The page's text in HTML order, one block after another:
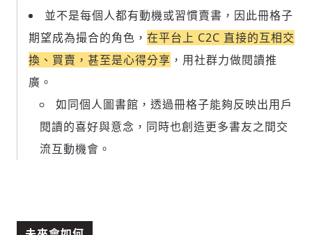
並不是每個人都有動機或習慣賣書，因此冊格子
期望成為撮合的角色， 在平台上 C2C 直接的互相交
換、買賣，甚至是心得分享 ，用社群力做閱讀推
廣。
如同個人圖書館，透過冊格子能夠反映出用戶
閱讀的喜好與意念，同時也創造更多書友之間交
流互動機會。
參與深度對談的交流原則：